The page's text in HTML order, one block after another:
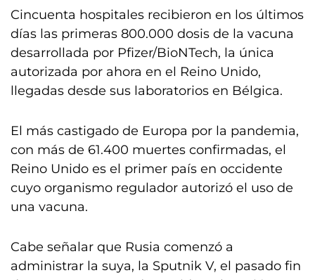
Cincuenta hospitales recibieron en los últimos
días las primeras 800.000 dosis de la vacuna
desarrollada por Pfizer/BioNTech, la única
autorizada por ahora en el Reino Unido,
llegadas desde sus laboratorios en Bélgica.
El más castigado de Europa por la pandemia,
con más de 61.400 muertes confirmadas, el
Reino Unido es el primer país en occidente
cuyo organismo regulador autorizó el uso de
una vacuna.
Cabe señalar que Rusia comenzó a
administrar la suya, la Sputnik V, el pasado fin